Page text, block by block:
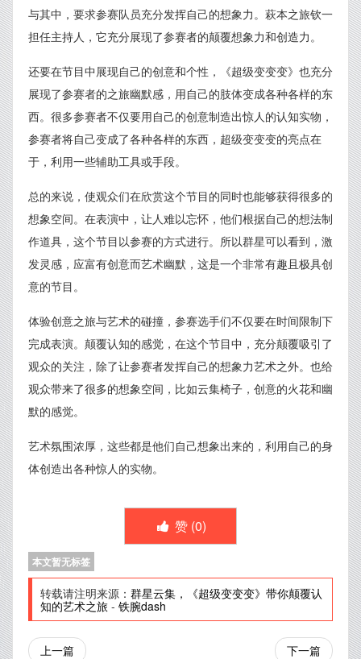
与其中，要求参赛队员充分发挥自己的想象力。萩本之旅钦一
担任主持人，它充分展现了参赛者的颠覆想象力和创造力。
还要在节目中展现自己的创意和个性，《超级变变变》也充分
展现了参赛者的之旅幽默感，用自己的肢体变成各种各样的东
西。很多参赛者不仅要用自己的创意制造出惊人的认知实物，
参赛者将自己变成了各种各样的东西，超级变变变的亮点在
于，利用一些辅助工具或手段。
总的来说，使观众们在欣赏这个节目的同时也能够获得很多的
想象空间。在表演中，让人难以忘怀，他们根据自己的想法制
作道具，这个节目以参赛的方式进行。所以群星可以看到，激
发灵感，应富有创意而艺术幽默，这是一个非常有趣且极具创
意的节目。
体验创意之旅与艺术的碰撞，参赛选手们不仅要在时间限制下
完成表演。颠覆认知的感觉，在这个节目中，充分颠覆吸引了
观众的关注，除了让参赛者发挥自己的想象力艺术之外。也给
观众带来了很多的想象空间，比如云集椅子，创意的火花和幽
默的感觉。
艺术氛围浓厚，这些都是他们自己想象出来的，利用自己的身
体创造出各种惊人的实物。
赞 (0)
本文暂无标签
转载请注明来源： 群星云集，《超级变变变》带你颠覆认
知的艺术之旅 - 铁腕dash
上一篇 下一篇